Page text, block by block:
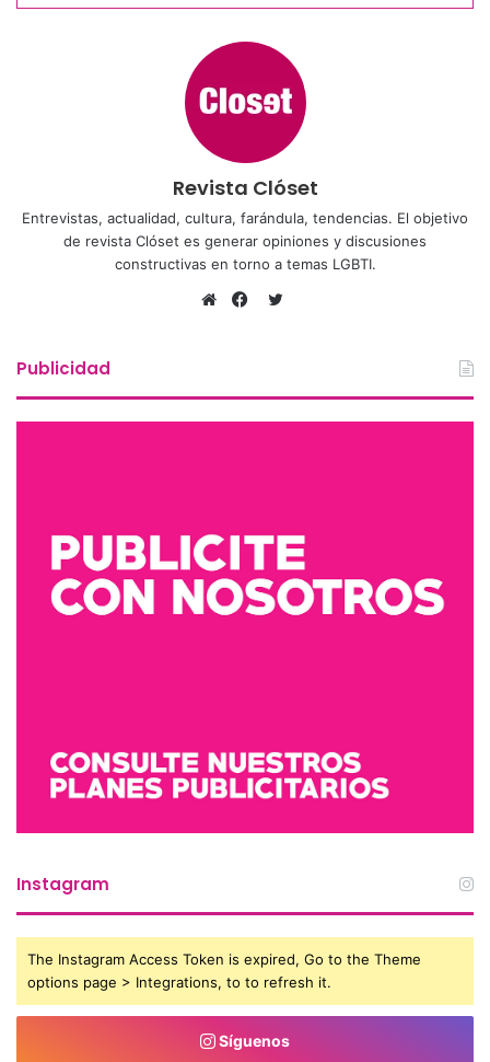
Revista Clóset
Entrevistas, actualidad, cultura, farándula, tendencias. El objetivo
de revista Clóset es generar opiniones y discusiones
constructivas en torno a temas LGBTI.
Publicidad
Instagram
The Instagram Access Token is expired, Go to the Theme
options page > Integrations, to to refresh it.
Síguenos